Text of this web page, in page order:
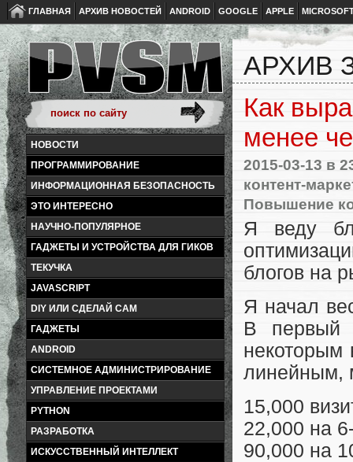
ГЛАВНАЯ АРХИВ НОВОСТЕЙ ANDROID GOOGLE APPLE
НОВОСТИ
ПРОГРАММИРОВАНИЕ
ИНФОРМАЦИОННАЯ БЕЗОПАСНОСТЬ
ЭТО ИНТЕРЕСНО
НАУЧНО-ПОПУЛЯРНОЕ
ГАДЖЕТЫ И УСТРОЙСТВА ДЛЯ ГИКОВ
ТЕКУЧКА
JAVASCRIPT
DIY ИЛИ СДЕЛАЙ САМ
ГАДЖЕТЫ
ANDROID
СИСТЕМНОЕ АДМИНИСТРИРОВАНИЕ
УПРАВЛЕНИЕ ПРОЕКТАМИ
PYTHON
РАЗРАБОТКА
ИСКУССТВЕННЫЙ ИНТЕЛЛЕКТ
АРХИВ
Как
менее
2015-03-13 в
контент-
Повышение
Я веду
блогов на
Я начал
В
некоторым
линейным,
15,000
22,000 на
90,000 на